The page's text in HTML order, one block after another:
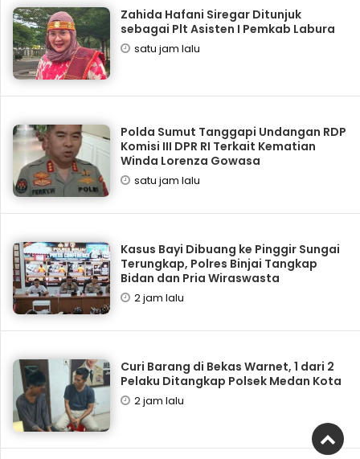
Zahida Hafani Siregar Ditunjuk
sebagai Plt Asisten I Pemkab Labura
satu jam lalu
Polda Sumut Tanggapi Undangan RDP
Komisi III DPR RI Terkait Kematian
Winda Lorenza Gowasa
satu jam lalu
Kasus Bayi Dibuang ke Pinggir Sungai
Terungkap, Polres Binjai Tangkap
Bidan dan Pria Wiraswasta
2 jam lalu
Curi Barang di Bekas Warnet, 1 dari 2
Pelaku Ditangkap Polsek Medan Kota
2 jam lalu